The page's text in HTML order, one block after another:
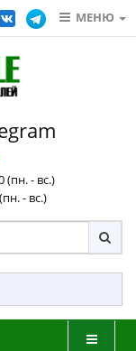
МЕНЮ
(пн. - вс.)
- вс.)